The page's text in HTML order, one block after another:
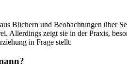
Büchern und Beobachtungen über
zeigt sie in der Praxis,
in Frage stellt.